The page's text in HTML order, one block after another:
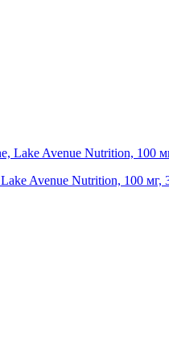
Avenue Nutrition, 100 мг,